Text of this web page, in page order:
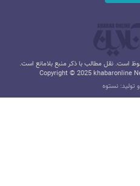
است. نقل مطالب با ذکر منبع بلامانع است.
Copyright © 2025 khabaronline
تولید: نستوه